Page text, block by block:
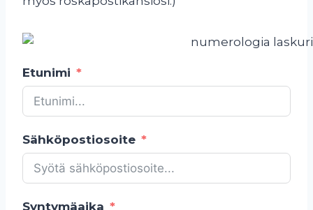
Etunimi
Sähköpostiosoite
Syntymäaika